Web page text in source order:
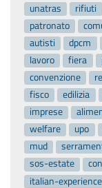
unatras
rifiuti
patronato
autisti
dpcm
lavoro
fiera
convenzione
fisco
edilizia
imprese
welfare
upo
mud
sos-estate
italian-experience